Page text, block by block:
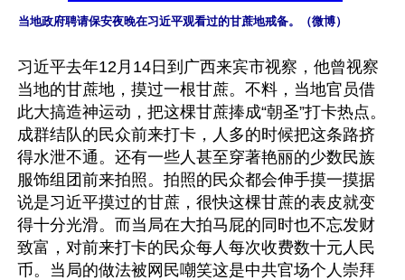
当地政府聘请保安夜晚在习近平观看过的甘蔗地戒备。（微博）
习近平去年12月14日到广西来宾市视察，他曾视察
当地的甘蔗地，摸过一根甘蔗。不料，当地官员借
此大搞造神运动，把这棵甘蔗捧成“朝圣”打卡热点。
成群结队的民众前来打卡，人多的时候把这条路挤
得水泄不通。还有一些人甚至穿著艳丽的少数民族
服饰组团前来拍照。拍照的民众都会伸手摸一摸据
说是习近平摸过的甘蔗，很快这棵甘蔗的表皮就变
得十分光滑。而当局在大拍马屁的同时也不忘发财
致富，对前来打卡的民众每人每次收费数十元人民
币。当局的做法被网民嘲笑这是中共官场个人崇拜